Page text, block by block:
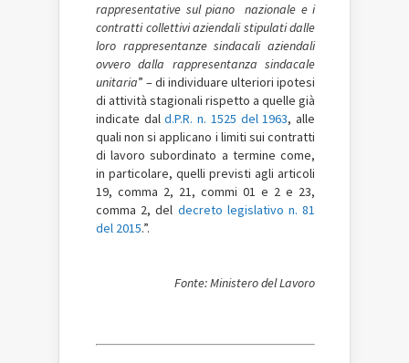
rappresentative sul piano nazionale e i
contratti collettivi aziendali stipulati dalle
loro rappresentanze sindacali aziendali
ovvero dalla rappresentanza sindacale
unitaria” – di individuare ulteriori ipotesi
di attività stagionali rispetto a quelle già
indicate dald.P.R. n. 1525 del 1963, alle
quali non si applicano i limiti sui contratti
di lavoro subordinato a termine come,
in particolare, quelli previsti agli articoli
19, comma 2, 21, commi 01 e 2 e 23,
comma 2, del decreto legislativo n. 81
del 2015.”.
Fonte: Ministero del Lavoro